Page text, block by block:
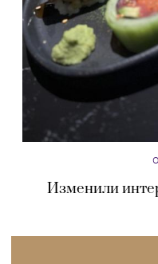
Изменили